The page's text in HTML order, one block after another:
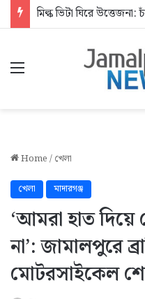
Menu
Home/খেলা
খেলা মাদারগঞ্জ
‘আমরা হাত
না’: জামালপুরে
মোটরসাইকেল